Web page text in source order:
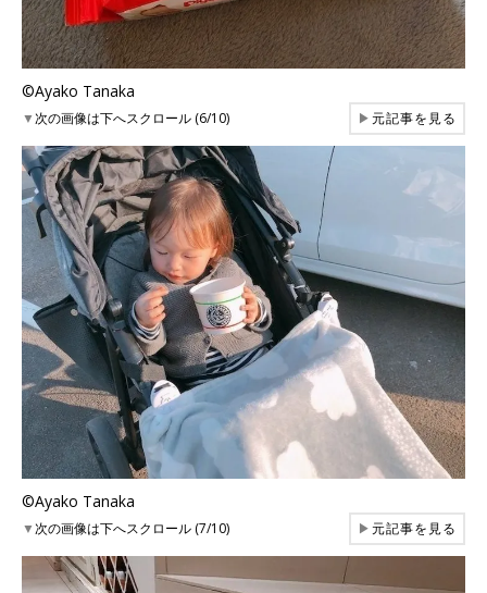
©Ayako Tanaka
▼次の画像は下へスクロール (6/10) ▶元記事を見る
©Ayako Tanaka
▼次の画像は下へスクロール (7/10) ▶元記事を見る